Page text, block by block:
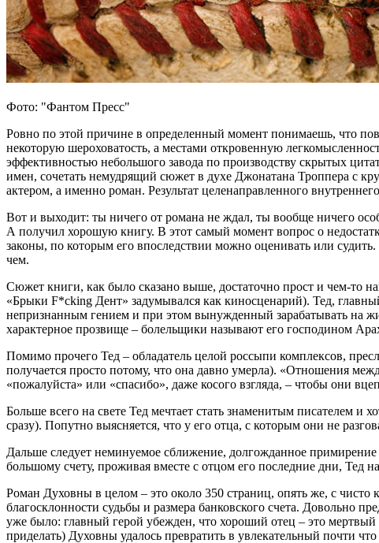
Фото: "Фантом Пресс"
Ровно по этой причине в определенный момент понимаешь, что
некоторую шероховатость, а местами откровенную
эффективностью небольшого завода по производству скрытых
имен, сочетать немудрящий сюжет в духе Джонатана Троппера с
актером, а именно роман. Результат целенаправленного
Вот и выходит: ты ничего от романа не ждал, ты вообще ничего
А получил хорошую книгу. В этот самый момент вопрос о
законы, по которым его впоследствии можно оценивать или
чем.
Сюжет книги, как было сказано выше, достаточно прост и чем-то
«Брыки F*cking Дент» задумывался как киносценарий). Тед,
непризнанным гением и при этом вынужденный зарабатывать на
характерное прозвище – болельщики называют его господином
Помимо прочего Тед – обладатель целой россыпи комплексов,
получается просто потому, что она давно умерла). «Отношения
«пожалуйста» или «спасибо», даже косого взгляда, – чтобы они
Больше всего на свете Тед мечтает стать знаменитым писателем и
сразу). Попутно выясняется, что у его отца, с которым они не
Дальше следует неминуемое сближение, долгожданное
большому счету, проживая вместе с отцом его последние дни, Тед
Роман Духовны в целом – это около 350 страниц, опять же, с
благосклонности судьбы и размера банковского счета. Довольно
уже было: главный герой убежден, что хороший отец – это
приделать) Духовны удалось превратить в увлекательный почти